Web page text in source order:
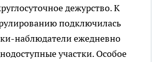
дежурство. К
подключилась
наблюдатели ежедневно
участки. Особое